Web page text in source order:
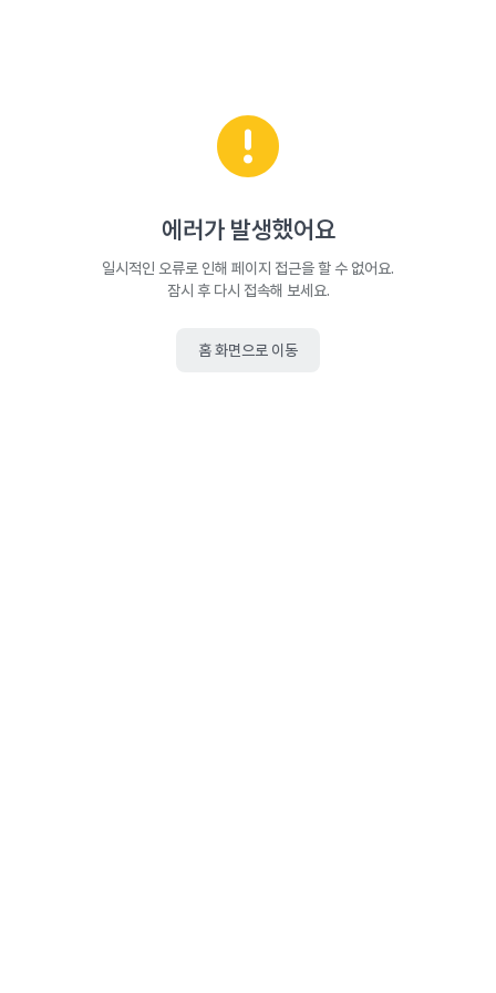
에러가 발생했어요
일시적인 오류로 인해 페이지 접근을 할 수 없어요.
잠시 후 다시 접속해 보세요.
홈 화면으로 이동